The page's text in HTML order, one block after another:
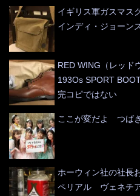
イギリス軍ガスマ
インディ・ジョーン
RED WING（レッド
193Os SPORT
完コピではない
ここが変だよ つば
ホーウィン社の社長
ペリアル ヴェネチ